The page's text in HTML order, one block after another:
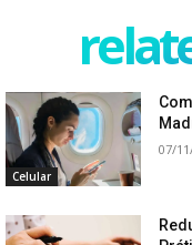
Celular
07/